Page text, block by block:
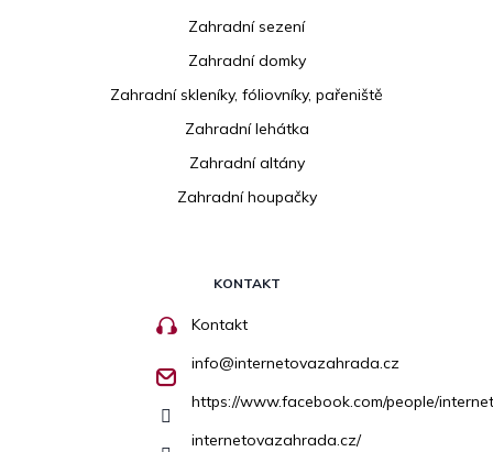
Zahradní sezení
Zahradní domky
Zahradní skleníky, fóliovníky, pařeniště
Zahradní lehátka
Zahradní altány
Zahradní houpačky
KONTAKT
Kontakt
info@internetovazahrada.cz
https://www.facebook.com/people/
internetovazahrada.cz/